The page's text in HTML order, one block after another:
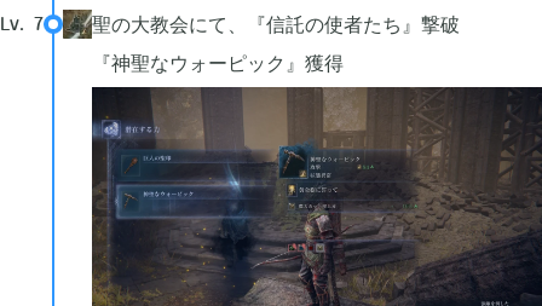
Lv. 7
聖の大教会にて、『信託の使者たち』撃破
『神聖なウォーピック』獲得
2018年10月
2018年06月 1